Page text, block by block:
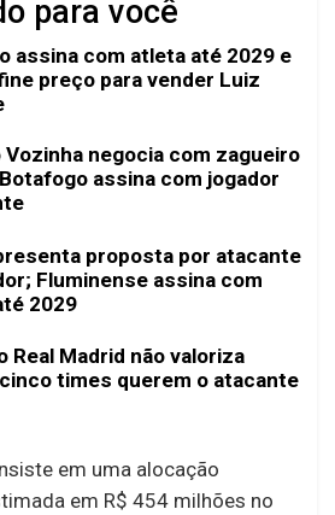
para você
assina com atleta até 2029 e
preço para vender Luiz
Vozinha negocia com zagueiro
assina com jogador
proposta por atacante
Fluminense assina com
2029
Real Madrid não valoriza
times querem o atacante
em uma alocação
em R$ 454 milhões no